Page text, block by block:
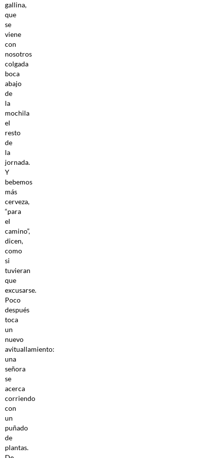
gallina,
que
se
viene
con
nosotros
colgada
boca
abajo
de
la
mochila
el
resto
de
la
jornada.
Y
bebemos
más
cerveza,
“para
el
camino”,
dicen,
como
si
tuvieran
que
excusarse.
Poco
después
toca
un
nuevo
avituallamiento:
una
señora
se
acerca
corriendo
con
un
puñado
de
plantas.